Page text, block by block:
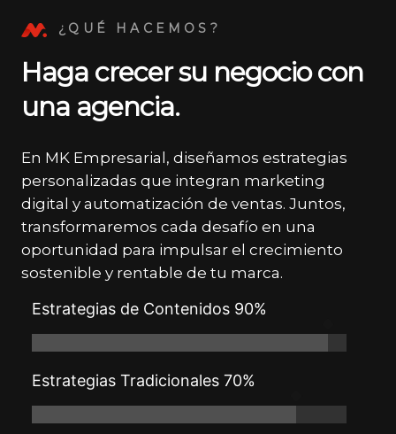
¿QUÉ HACEMOS?
Haga crecer su negocio con
una agencia.
En MK Empresarial, diseñamos estrategias
personalizadas que integran marketing
digital y automatización de ventas. Juntos,
transformaremos cada desafío en una
oportunidad para impulsar el crecimiento
sostenible y rentable de tu marca.
Estrategias de Contenidos 90%
Estrategias Tradicionales 70%